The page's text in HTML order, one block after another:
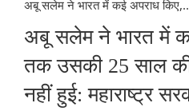
अबू सलेम ने भारत में कई अपराध
अबू सलेम ने भारत में
तक उसकी 25 साल
नहीं हुई: महाराष्ट्र